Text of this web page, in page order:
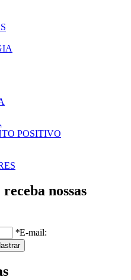
POSITIVO
nossas
*E-mail: